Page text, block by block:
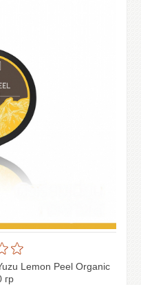
Lemon Peel Organic
гр